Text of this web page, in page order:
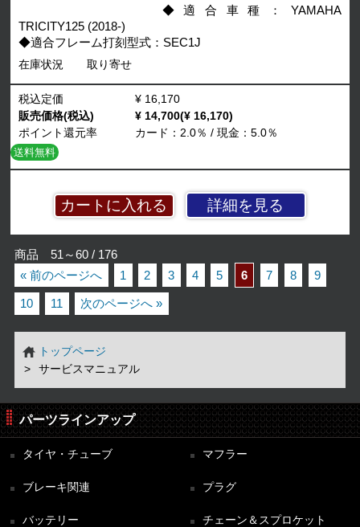
◆適合車種：YAMAHA
TRICITY125 (2018-)
◆適合フレーム打刻型式：SEC1J
在庫状況
取り寄せ
詳細を見る
税込定価
¥ 16,170
販売価格(税込)
¥ 14,700(¥ 16,170)
ポイント還元率
カード：2.0％ / 現金：5.0％
送料無料
商品 51～60 / 176
« 前のページへ
1 2 3 4 5 6 7 8 9
10 11 次のページへ »
トップページ
サービスマニュアル
パーツラインアップ
タイヤ・チューブ マフラー
ブレーキ関連 プラグ
バッテリー チェーン＆スプロケット